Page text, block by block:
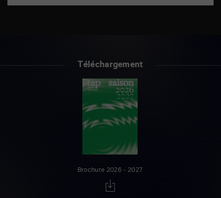
Téléchargement
Brochure 2026 - 2027